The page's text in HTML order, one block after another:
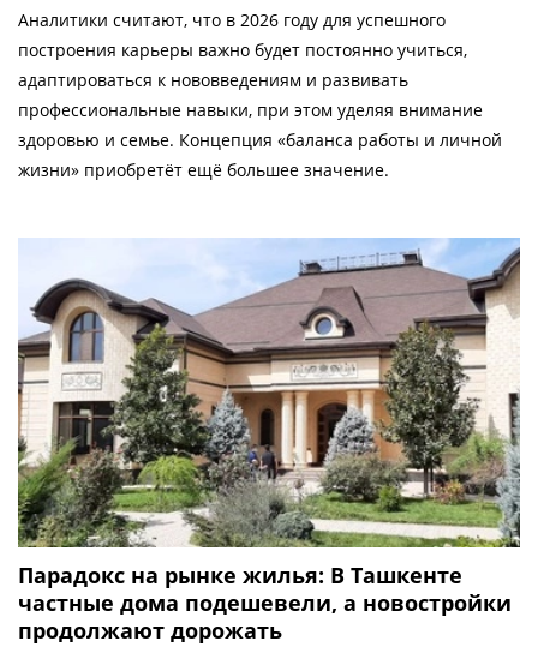
Аналитики считают, что в 2026 году для успешного
построения карьеры важно будет постоянно учиться,
адаптироваться к нововведениям и развивать
профессиональные навыки, при этом уделяя внимание
здоровью и семье. Концепция «баланса работы и личной
жизни» приобретёт ещё большее значение.
Парадокс на рынке жилья: В Ташкенте
частные дома подешевели, а новостройки
продолжают дорожать